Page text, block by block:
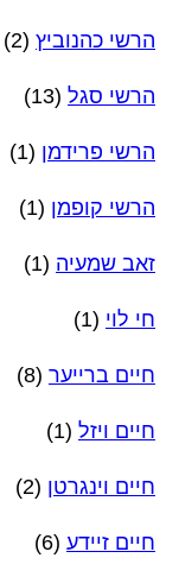
הרשי כהנוביץ (2)
הרשי סגל (13)
הרשי פרידמן (1)
הרשי קופמן (1)
זאב שמעיה (1)
חי לוי (1)
חיים ברייער (8)
חיים ויזל (1)
חיים וינגרטן (2)
חיים זיידע (6)